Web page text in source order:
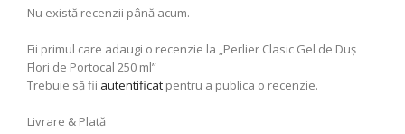
Nu există recenzii până acum.
Fii primul care adaugi o recenzie la „Perlier Clasic Gel de Duş
Flori de Portocal 250 ml”
Trebuie să fii autentificat pentru a publica o recenzie.
Livrare & Plată